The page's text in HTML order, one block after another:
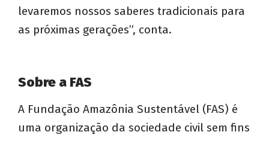
levaremos nossos saberes tradicionais para
as próximas gerações”, conta.
Sobre a FAS
A Fundação Amazônia Sustentável (FAS) é
uma organização da sociedade civil sem fins